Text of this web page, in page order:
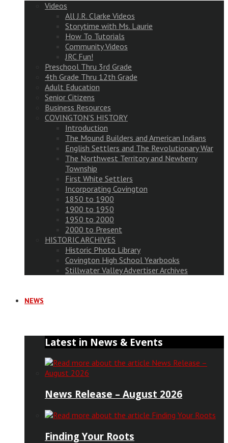
Videos
All J.R. Clarke Videos
Storytime with Ms. Laurie
How To Tutorials
Community Videos
JRC Fun!
Preschool Thru 3rd Grade
4th Grade Thru 12th Grade
Adult Education
Senior Citizens
Business Resources
COVINGTON’S HISTORY
Introduction
The Mound Builders and American Indians
English Settlers and The Revolutionary War
The Northwest Territory and Newberry
Township
First White Settlers
Incorporating Covington
1850 to 1900
1900 to 1950
1950 to 2000
2000 to Present
HISTORIC ARCHIVES
Historic Photo Library
Covington High School Yearbooks
Stillwater Valley Advertiser Archives
NEWS
Latest in News & Events
News Release – August 2026
Finding Your Roots